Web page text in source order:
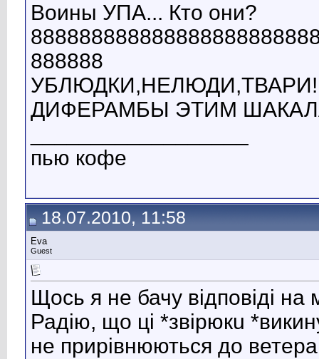
Воины УПА... Кто они?
888888
ДИФЕРАМБЫ ЭТИМ
пью кофе
18.07.2010, 11:58
Eva
Guest
Щось я не бачу відповіді
Радію, що ці *звірюкu
не прирівнюються до